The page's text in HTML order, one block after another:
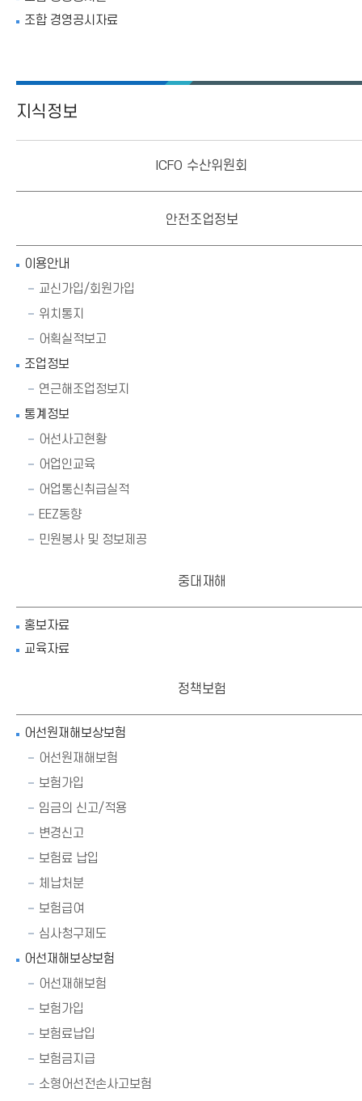
조합 경영공시자료
지식정보
ICFO 수산위원회
안전조업정보
이용안내
교신가입/회원가입
위치통지
어획실적보고
조업정보
연근해조업정보지
통계정보
어선사고현황
어업인교육
어업통신취급실적
EEZ동향
민원봉사 및 정보제공
중대재해
홍보자료
교육자료
정책보험
어선원재해보상보험
어선원재해보험
보험가입
임금의 신고/적용
변경신고
보험료 납입
체납처분
보험급여
심사청구제도
어선재해보상보험
어선재해보험
보험가입
보험료납입
보험금지급
소형어선전손사고보험